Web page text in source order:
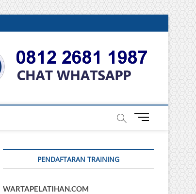
M
u
u
PENDAFTARAN TRAINING
WARTAPELATIHAN.COM